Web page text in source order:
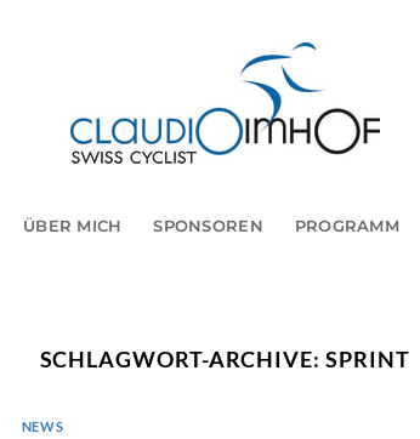
ÜBER MICH SPONSOREN PROGRAMM
SCHLAGWORT-ARCHIVE: SPRINT
NEWS